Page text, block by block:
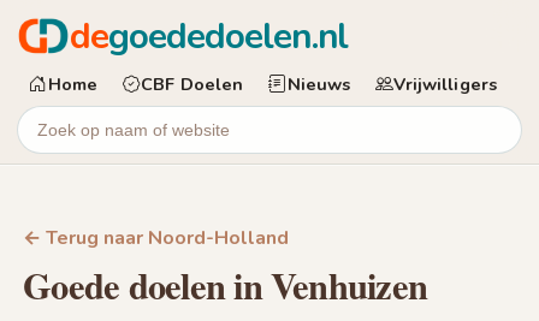
degoededoelen.nl
Home CBF Doelen Nieuws Vrijwilligers
← Terug naar Noord-Holland
Goede doelen in Venhuizen